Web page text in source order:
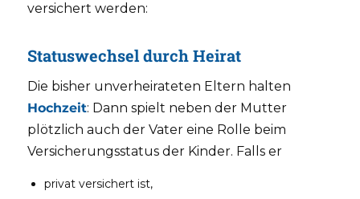
versichert werden:
Statuswechsel durch Heirat
Die bisher unverheirateten Eltern halten
Hochzeit: Dann spielt neben der Mutter
plötzlich auch der Vater eine Rolle beim
Versicherungsstatus der Kinder. Falls er
privat versichert ist,